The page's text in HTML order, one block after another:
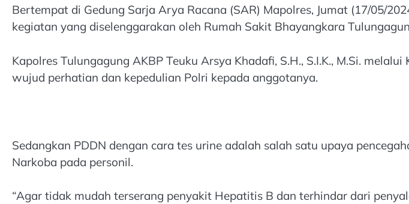
Bertempat di Gedung Sarja Arya Racana (SAR) Mapolres, Jumat (17/05/
kegiatan yang diselenggarakan oleh Rumah Sakit Bhayangkara
Kapolres Tulungagung AKBP Teuku Arsya Khadafi, S.H., S.I.K., M.Si.
wujud perhatian dan kepedulian Polri kepada anggotanya.
Sedangkan PDDN dengan cara tes urine adalah salah satu upaya
Narkoba pada personil.
“Agar tidak mudah terserang penyakit Hepatitis B dan terhindar dari